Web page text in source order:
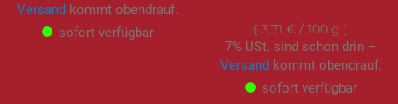
Versandkommt obendrauf.
sofort verfügbar
3,71 € / 100 g
7% USt. sind schon drin –
Versandkommt obendrauf.
sofort verfügbar